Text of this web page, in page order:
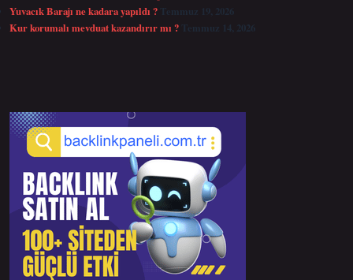
Yuvacık Barajı ne kadara yapıldı ? Temmuz 19, 2026
Kur korumalı mevduat kazandırır mı ? Temmuz 14, 2026